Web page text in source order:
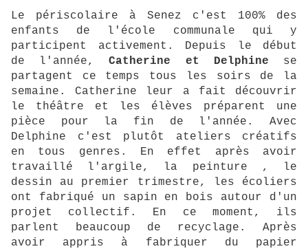
Le périscolaire à Senez c'est 100% des
enfants de l'école communale qui y
participent activement. Depuis le début
de l'année,Catherine et Delphine se
partagent ce temps tous les soirs de la
semaine. Catherine leur a fait découvrir
le théâtre et les élèves préparent une
pièce pour la fin de l'année. Avec
Delphine c'est plutôt ateliers créatifs
en tous genres. En effet après avoir
travaillé l'argile, la peinture , le
dessin au premier trimestre, les écoliers
ont fabriqué un sapin en bois autour d'un
projet collectif. En ce moment, ils
parlent beaucoup de recyclage. Après
avoir appris à fabriquer du papier